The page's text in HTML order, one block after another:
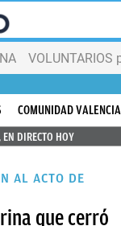
VOLUNTARIOS
COMUNIDAD
EN DIRECTO HOY
AL ACTO DE
que cerró